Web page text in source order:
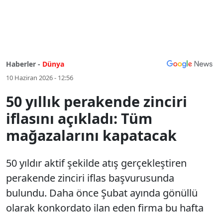
Haberler - Dünya
10 Haziran 2026 - 12:56
50 yıllık perakende zinciri
iflasını açıkladı: Tüm
mağazalarını kapatacak
50 yıldır aktif şekilde atış gerçekleştiren
perakende zinciri iflas başvurusunda
bulundu. Daha önce Şubat ayında gönüllü
olarak konkordato ilan eden firma bu hafta